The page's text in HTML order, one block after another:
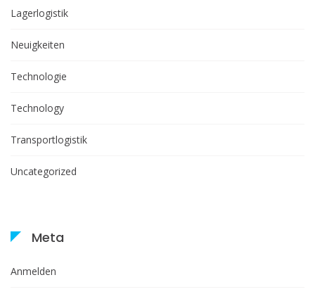
Lagerlogistik
Neuigkeiten
Technologie
Technology
Transportlogistik
Uncategorized
Meta
Anmelden